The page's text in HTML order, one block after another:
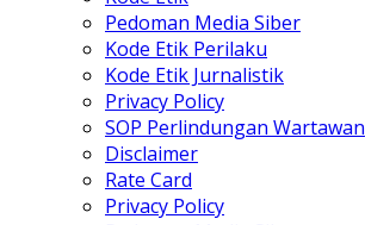
Pedoman Media Siber
Kode Etik Perilaku
Kode Etik Jurnalistik
Privacy Policy
SOP Perlindungan Wartawan
Disclaimer
Rate Card
Privacy Policy